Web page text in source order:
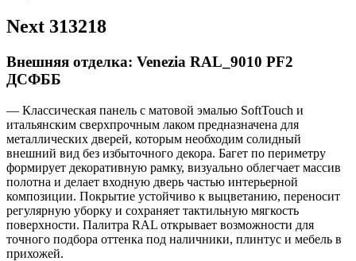
Next 313218
Внешняя отделка: Venezia RAL_9010 PF2
ДСФББ
— Классическая панель с матовой эмалью SoftTouch и
итальянским сверхпрочным лаком предназначена для
металлических дверей, которым необходим солидный
внешний вид без избыточного декора. Багет по периметру
формирует декоративную рамку, визуально облегчает массив
полотна и делает входную дверь частью интерьерной
композиции. Покрытие устойчиво к выцветанию, переносит
регулярную уборку и сохраняет тактильную мягкость
поверхности. Палитра RAL открывает возможности для
точного подбора оттенка под наличники, плинтус и мебель в
прихожей.